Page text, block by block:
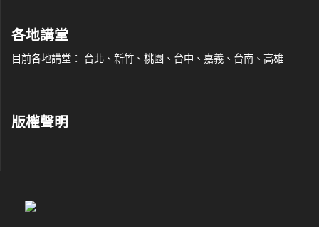
各地講堂
目前各地講堂： 台北、新竹、桃園、台中、嘉義、台南、高雄
版權聲明